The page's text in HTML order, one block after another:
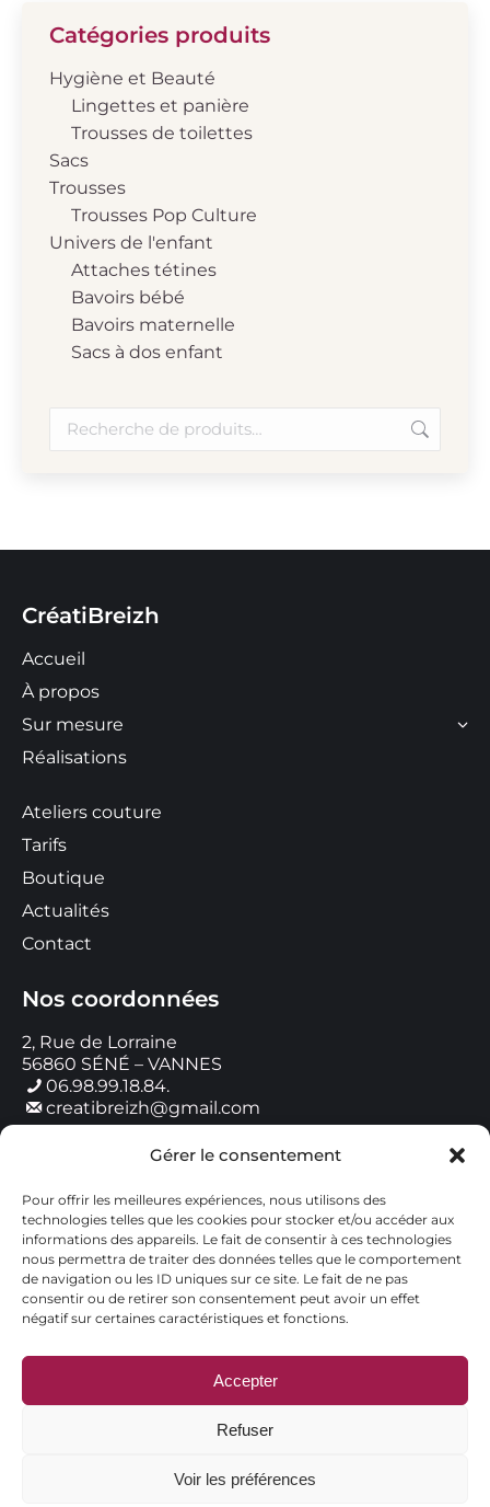
Gérer le consentement
Pour offrir les meilleures expériences, nous utilisons des
technologies telles que les cookies pour stocker et/ou accéder aux
informations des appareils. Le fait de consentir à ces technologies
nous permettra de traiter des données telles que le comportement
de navigation ou les ID uniques sur ce site. Le fait de ne pas
consentir ou de retirer son consentement peut avoir un effet
négatif sur certaines caractéristiques et fonctions.
Accepter
Refuser
Voir les préférences
Catégories produits
Hygiène et Beauté
Lingettes et panière
Trousses de toilettes
Sacs
Trousses
Trousses Pop Culture
Univers de l'enfant
Attaches tétines
Bavoirs bébé
Bavoirs maternelle
Sacs à dos enfant
CréatiBreizh
Accueil
À propos
Sur mesure
Réalisations
Ateliers couture
Tarifs
Boutique
Actualités
Contact
Nos coordonnées
2, Rue de Lorraine
56860 SÉNÉ – VANNES
06.98.99.18.84.
creatibreizh@gmail.com
Horaires de contact
Lundi : 9h00 – 18h00
Mardi : 9h00 – 18h00
Mercredi : 9h00 – 12h00
Jeudi : 9h00 – 18h00
Vendredi : 9h00 – 18h00
Samedi : Fermé